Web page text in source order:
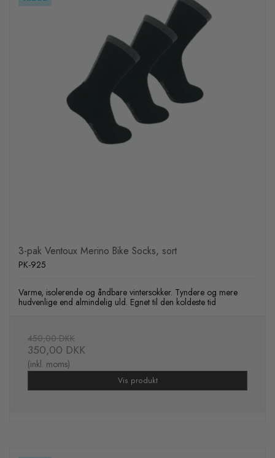
3-pak Ventoux Merino Bike Socks, sort
PK-925
Varme, isolerende og åndbare vintersokker. Tyndere og mere
hudvenlige end almindelig uld. Egnet til den koldeste tid
450,00 DKK
350,00 DKK
(inkl. moms)
Vis produkt